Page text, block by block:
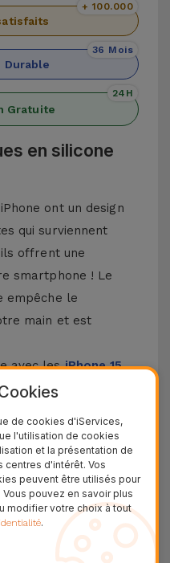
+ 100.000
Durable
36 Mois
Gratuite
24H
en silicone
ont un design
qui surviennent
offrent une
smartphone ! Le
empêche le
main et est
avec lesiPhone 15,
qu'avec le modèle le
avec coques en
iPhone ont une
avec une
pour éviter au
de cookies d'iServices,
l'utilisation de cookies
et la présentation de
d'intérêt. Vos
peuvent être utilisés pour
pouvez en savoir plus
modifier votre choix à tout
.